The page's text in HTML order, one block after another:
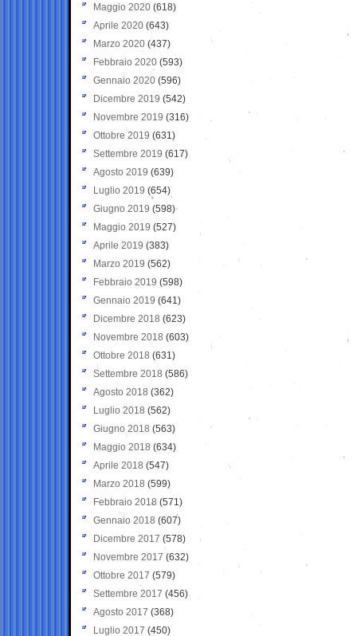
Maggio 2020 (618)
Aprile 2020 (643)
Marzo 2020 (437)
Febbraio 2020 (593)
Gennaio 2020 (596)
Dicembre 2019 (542)
Novembre 2019 (316)
Ottobre 2019 (631)
Settembre 2019 (617)
Agosto 2019 (639)
Luglio 2019 (654)
Giugno 2019 (598)
Maggio 2019 (527)
Aprile 2019 (383)
Marzo 2019 (562)
Febbraio 2019 (598)
Gennaio 2019 (641)
Dicembre 2018 (623)
Novembre 2018 (603)
Ottobre 2018 (631)
Settembre 2018 (586)
Agosto 2018 (362)
Luglio 2018 (562)
Giugno 2018 (563)
Maggio 2018 (634)
Aprile 2018 (547)
Marzo 2018 (599)
Febbraio 2018 (571)
Gennaio 2018 (607)
Dicembre 2017 (578)
Novembre 2017 (632)
Ottobre 2017 (579)
Settembre 2017 (456)
Agosto 2017 (368)
Luglio 2017 (450)